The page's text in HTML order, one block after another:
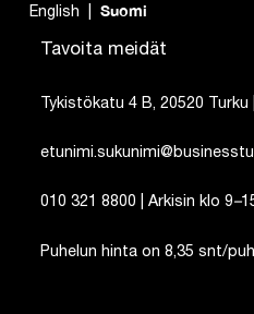
English Suomi
Tavoita meidät
Tykistökatu 4 B, 20520 Turku |
010 321 8800 | Arkisin klo 9–
Puhelun hinta on 8,35 snt/